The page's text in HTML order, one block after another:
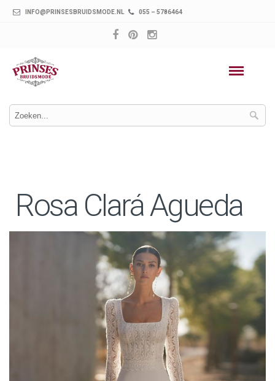
INFO@PRINSESBRUIDSMODE.NL 055 – 5786464
Rosa Clará Agueda